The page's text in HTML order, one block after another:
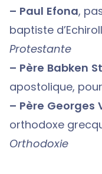
– Paul Efona,
baptiste
Protestante
– Père Babken
apostolique, pour
– Père Georges
orthodoxe
Orthodoxie